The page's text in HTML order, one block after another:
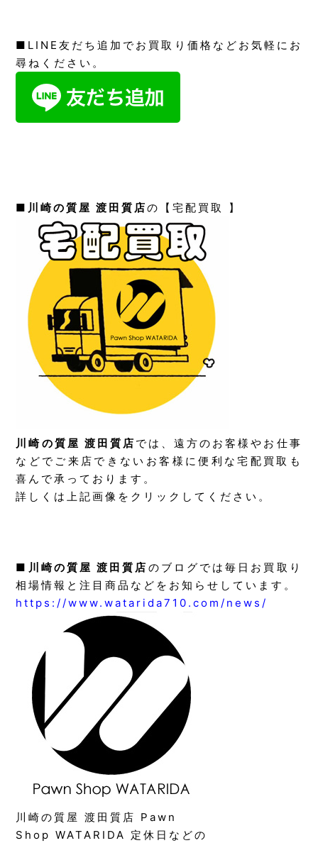
■LINE友だち追加でお買取り価格などお気軽にお
尋ねください。
■ 川崎の質屋 渡田質店の【宅配買取 】
川崎の質屋 渡田質店 では、遠方のお客様やお仕事
などでご来店できないお客様に便利な宅配買取も
喜んで承っております。
詳しくは上記画像をクリックしてください。
■ 川崎の質屋 渡田質店 のブログでは毎日お買取り
相場情報と注目商品などをお知らせしています。
https://www.watarida710.com/news/
川崎の質屋 渡田質店 Pawn
Shop WATARIDA 定休日などの